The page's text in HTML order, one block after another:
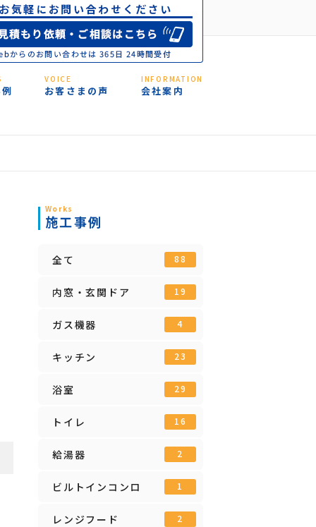
VOICE
お客さまの声
INFORMATION
会社案内
Works
施工事例
全て 88
内窓・玄関ドア 19
ガス機器 4
キッチン 23
浴室 29
トイレ 16
給湯器 2
ビルトインコンロ 1
レンジフード 2